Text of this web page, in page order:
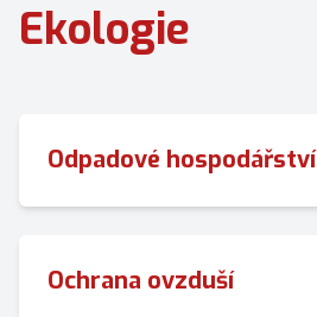
Ekologie
Odpadové hospodářství
Ochrana ovzduší